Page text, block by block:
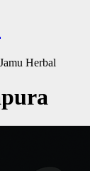
Herbal